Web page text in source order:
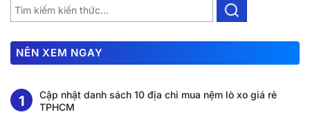
NÊN XEM NGAY
Cập nhật danh sách 10 địa chỉ mua nệm lò xo giá rẻ
TPHCM